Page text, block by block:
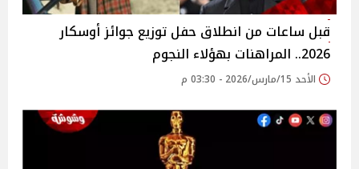
قبل ساعات من انطلاق حفل توزيع جوائز أوسكار
2026.. المراهنات بهؤلاء النجوم
الأحد 15/مارس/2026 - 03:30 م